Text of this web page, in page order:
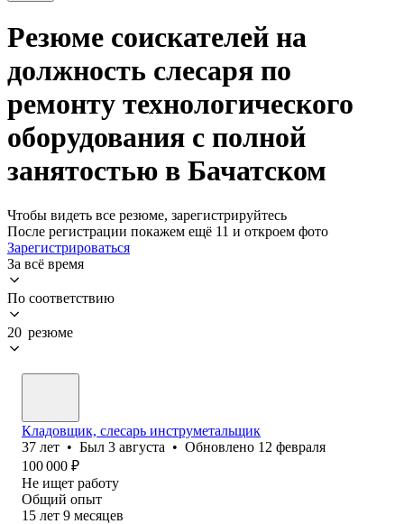
Резюме соискателей на
должность слесаря по
ремонту технологического
оборудования с полной
занятостью в Бачатском
Чтобы видеть все резюме, зарегистрируйтесь
После регистрации покажем ещё 11 и откроем фото
Зарегистрироваться
За всё время
По соответствию
20 резюме
Кладовщик, слесарь инструметальщик
37 лет • Был 3 августа • Обновлено 12 февраля
100 000 ₽
Не ищет работу
Общий опыт
15 лет 9 месяцев